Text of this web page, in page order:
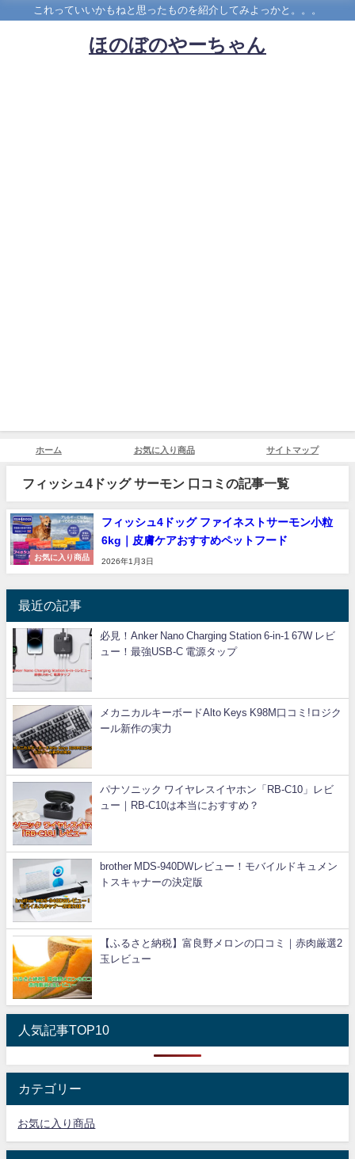
これっていいかもねと思ったものを紹介してみよっかと。。。
ほのぼのやーちゃん
ホーム お気に入り商品 サイトマップ
フィッシュ4ドッグ サーモン 口コミの記事一覧
お気に入り商品
フィッシュ4ドッグ ファイネストサーモン小粒
6kg｜皮膚ケアおすすめペットフード
2026年1月3日
最近の記事
必見！Anker Nano Charging Station 6-in-1 67W レビ
ュー！最強USB-C 電源タップ
メカニカルキーボードAlto Keys K98M口コミ!ロジク
ール新作の実力
パナソニック ワイヤレスイヤホン「RB-C10」レビ
ュー｜RB-C10は本当におすすめ？
brother MDS-940DWレビュー！モバイルドキュメン
トスキャナーの決定版
【ふるさと納税】富良野メロンの口コミ｜赤肉厳選2
玉レビュー
人気記事TOP10
カテゴリー
お気に入り商品